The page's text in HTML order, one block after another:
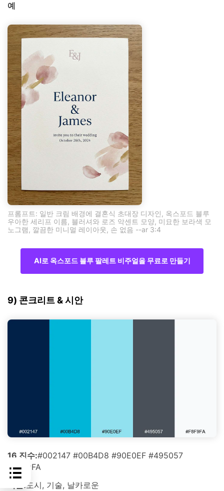
예
프롬프트: 일반 크림 배경에 결혼식 초대장 디자인, 옥스포드 블루
우아한 세리프 이름, 블러셔와 로즈 악센트 모양, 미묘한 보라색 모
노그램, 깔끔한 미니멀 레이아웃, 손 없음 --ar 3:4
AI로 옥스포드 블루 팔레트 비주얼을 무료로 만들기
9) 콘크리트 & 시안
16 진수:#002147 #00B4D8 #90E0EF #495057
#F8F9FA
기분:도시, 기술, 날카로운